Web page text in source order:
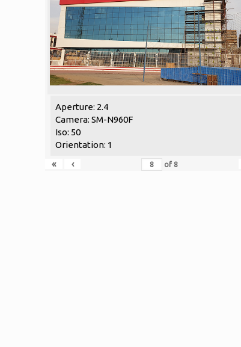
Aperture: 2.4
Camera: SM-N960F
Iso: 50
Orientation: 1
«
‹ of 8